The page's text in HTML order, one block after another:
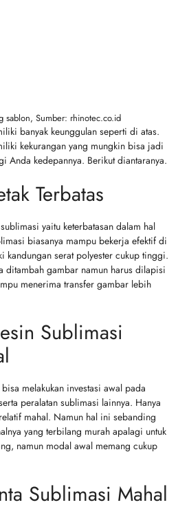
sablon, Sumber: rhinotec.co.id
banyak keunggulan seperti di atas.
kekurangan yang mungkin bisa jadi
Anda kedepannya. Berikut diantaranya.
Terbatas
yaitu keterbatasan dalam hal
biasanya mampu bekerja efektif di
kandungan serat polyester cukup tinggi.
ditambah gambar namun harus dilapisi
menerima transfer gambar lebih
Sublimasi
melakukan investasi awal pada
peralatan sublimasi lainnya. Hanya
mahal. Namun hal ini sebanding
yang terbilang murah apalagi untuk
namun modal awal memang cukup
Sublimasi Mahal